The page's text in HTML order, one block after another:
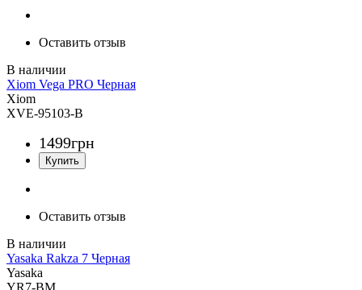
Оставить отзыв
Xiom Vega PRO Черная
Xiom
XVE-95103-B
1499грн
Оставить отзыв
Yasaka Rakza 7 Черная
Yasaka
YR7-BM